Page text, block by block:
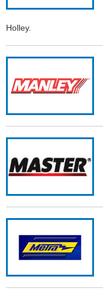
Holley.